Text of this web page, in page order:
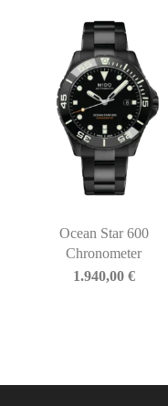
Ocean Star 600
Chronometer
1.940,00 €